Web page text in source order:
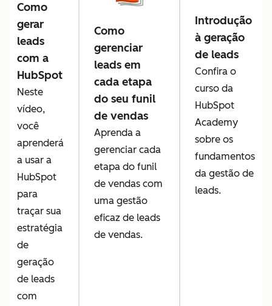
Como
gerar
leads
com a
HubSpot
Neste
vídeo,
você
aprenderá
a usar a
HubSpot
para
traçar sua
estratégia
de
geração
de leads
com
Como
gerenciar
leads em
cada etapa
do seu funil
de vendas
Aprenda a
gerenciar cada
etapa do funil
de vendas com
uma gestão
eficaz de leads
de vendas.
Introdução
à geração
de leads
Confira o
curso da
HubSpot
Academy
sobre os
fundamentos
da gestão de
leads.